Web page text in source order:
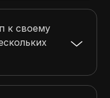
к своему